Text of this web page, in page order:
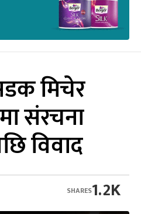
मिचेर
संरचना
विवाद
1.2K
SHARES